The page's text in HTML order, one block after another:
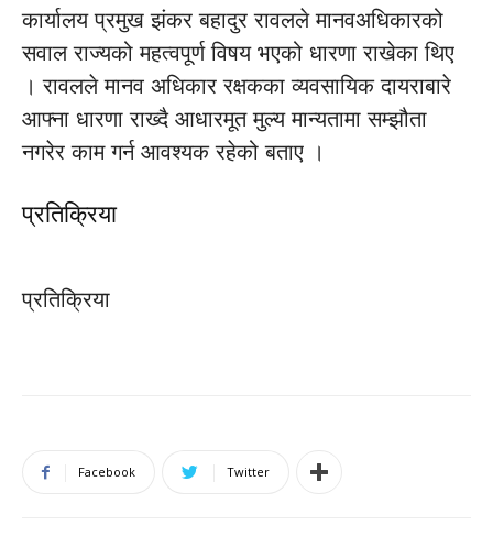
कार्यालय प्रमुख झंकर बहादुर रावलले मानवअधिकारको
सवाल राज्यको महत्वपूर्ण विषय भएको धारणा राखेका थिए
। रावलले मानव अधिकार रक्षकका व्यवसायिक दायराबारे
आफ्ना धारणा राख्दै आधारमूत मुल्य मान्यतामा सम्झौता
नगरेर काम गर्न आवश्यक रहेको बताए ।
प्रतिक्रिया
प्रतिक्रिया
Facebook Twitter